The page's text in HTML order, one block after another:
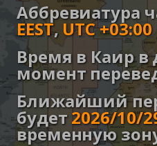
Аббревиатура
EEST, UTC +03:00
Время в Каир
момент
Ближайший
будет2026/10/
временную